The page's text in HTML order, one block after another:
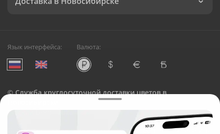
Язык интерфейса: Валюта:
©Служба круглосуточной доставки цветов в
Русский Букет, 2026
Общество с ограниченной ответственностью «Технология»